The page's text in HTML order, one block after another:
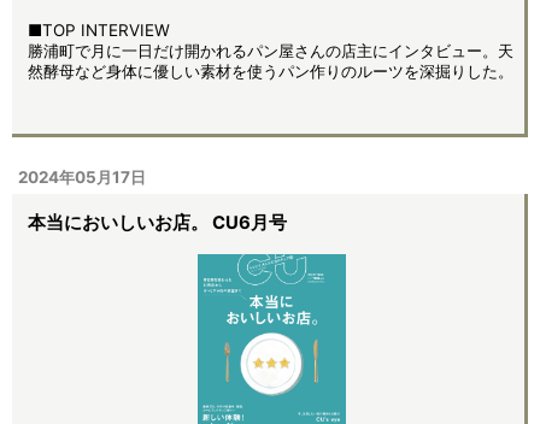
■TOP INTERVIEW
勝浦町で月に一日だけ開かれるパン屋さんの店主にインタビュー。天
然酵母など身体に優しい素材を使うパン作りのルーツを深掘りした。
2024年05月17日
本当においしいお店。 CU6月号